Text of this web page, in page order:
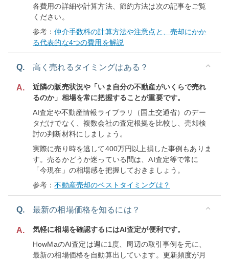
各費用の詳細や計算方法、節約方法は次の記事をご覧
ください。
参考：仲介手数料の計算方法や注意点と、売却にかか
る代表的な4つの費用を解説
Q. 高く売れるタイミングはある？
A.
近隣の販売状況や「いま自分の不動産がいくらで売れ
るのか」相場を常に把握することが重要です。
AI査定や不動産情報ライブラリ（国土交通省）のデー
タだけでなく、複数会社の査定根拠を比較し、売却検
討の判断材料にしましょう。
実際に売り時を逃して400万円以上損した事例もありま
す。売るかどうか迷っている間は、AI査定等で常に
「今現在」の相場感を把握しておきましょう。
参考：不動産売却のベストタイミングは？
Q. 最新の相場価格を知るには？
A.
気軽に相場を確認するにはAI査定が便利です。
HowMaのAI査定は週に1度、周辺の取引事例を元に、
最新の相場価格を自動算出しています。更新頻度が月